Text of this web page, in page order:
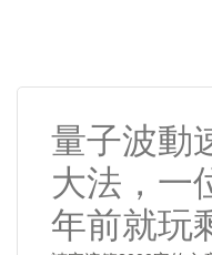
量子波動
大法，一
年前就玩